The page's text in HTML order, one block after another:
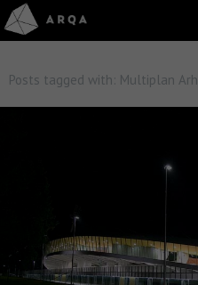
Posts tagged with: Multiplan